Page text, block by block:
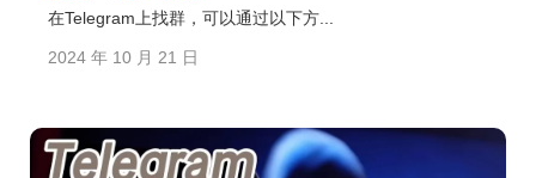
在Telegram上找群，可以通过以下方...
2024 年 10 月 21 日